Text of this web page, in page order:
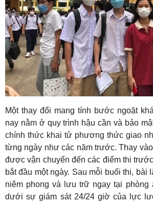
Một thay đổi mang tính bước ngoặt
nay nằm ở quy trình hậu cần và bảo
chính thức khai tử phương thức giao
từng ngày như các năm trước. Thay
được vận chuyển đến các điểm thi
bắt đầu một ngày. Sau mỗi buổi thi, bài
niêm phong và lưu trữ ngay tại phòng
dưới sự giám sát 24/24 giờ của lực